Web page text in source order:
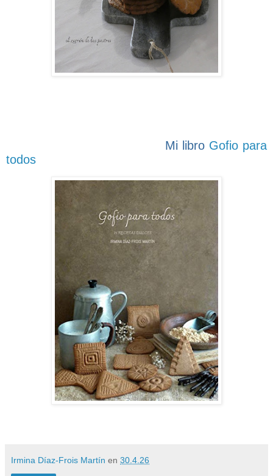
Mi libro Gofio para
todos
Irmina Díaz-Frois Martín en 30.4.26